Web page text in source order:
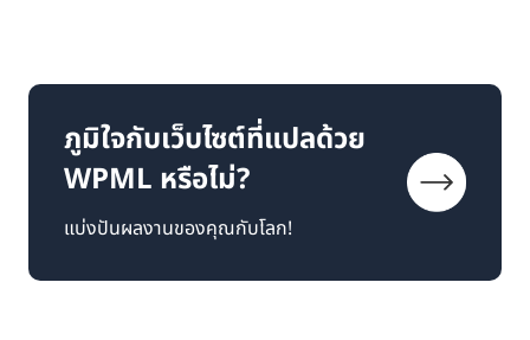
ภูมิใจกับเว็บไซต์ที่แปลด้วย
WPML หรือไม่?
แบ่งปันผลงานของคุณกับโลก!